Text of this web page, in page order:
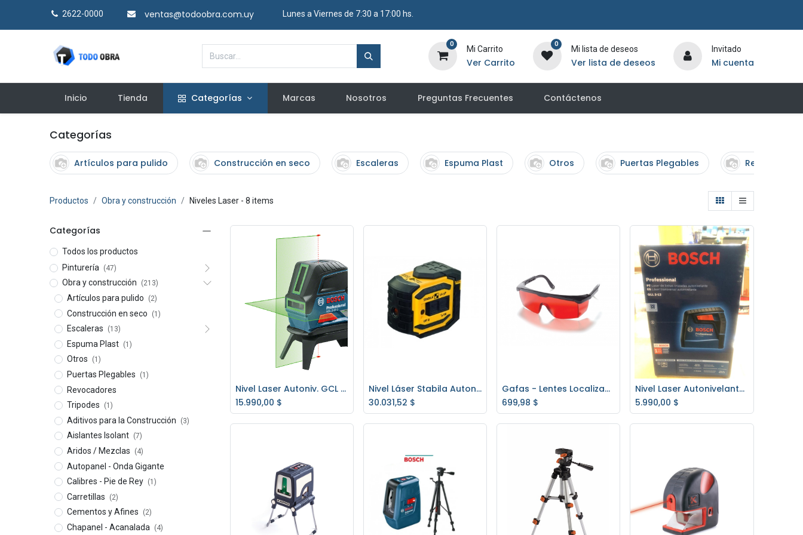
2622-0000​ ventas@todoobra.com.uy ​ Lunes a Viernes de 7:30 a 17:00 hs.
0
Mi Carrito
Ver Carrito
0
Mi lista de deseos
Ver lista de deseos
Invitado
Mi cuenta
Inicio Tienda Categorías Marcas Nosotros Preguntas Frecuentes Contáctenos
Categorías
Artículos para pulido Construcción en seco Escaleras Espuma Plast Otros Puertas Plegables Revocadores
Productos Obra y construcción Niveles Laser- 8 items
Categorías
Todos los productos
Pinturería
(47)
Obra y construcción (213)
Artículos para pulido (2)
Construcción en seco (1)
Escaleras (13)
Espuma Plast (1)
Otros (1)
Puertas Plegables (1)
Revocadores
Tripodes
(1)
Aditivos para la Construcción (3)
Aislantes Isolant (7)
Aridos / Mezclas (4)
Autopanel - Onda Gigante
Calibres - Pie de Rey
(1)
Carretillas (2)
Cementos y Afines (2)
Chapanel - Acanalada (4)
Agregar al carrito
Nivel Laser Autoniv. GCL 2-15+RM1 Green BOSCH C/VALIJA
15.990,00 $
Agregar al carrito
Nivel Láser Stabila Autonivelante LA5P
30.031,52 $
Agregar al carrito Gafas - Lentes Localizadores de Láser 840 KAPRO
699,98 $
Agregar al carrito
Nivel Laser Autonivelante GLL 2-12 BOSCH (linea roja)
5.990,00 $